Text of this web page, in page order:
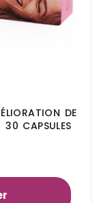
DE
30 CAPSULES